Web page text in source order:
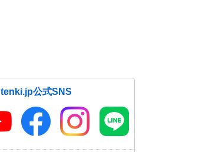
tenki.jp公式SNS